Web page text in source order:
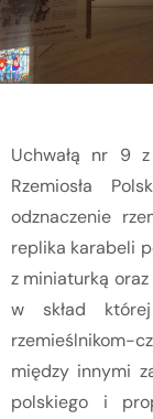
Uchwałą nr 9
Rzemiosła
odznaczenie
replika karabeli
z miniaturką
w skład której
rzemieślnikom-
między innymi
polskiego i